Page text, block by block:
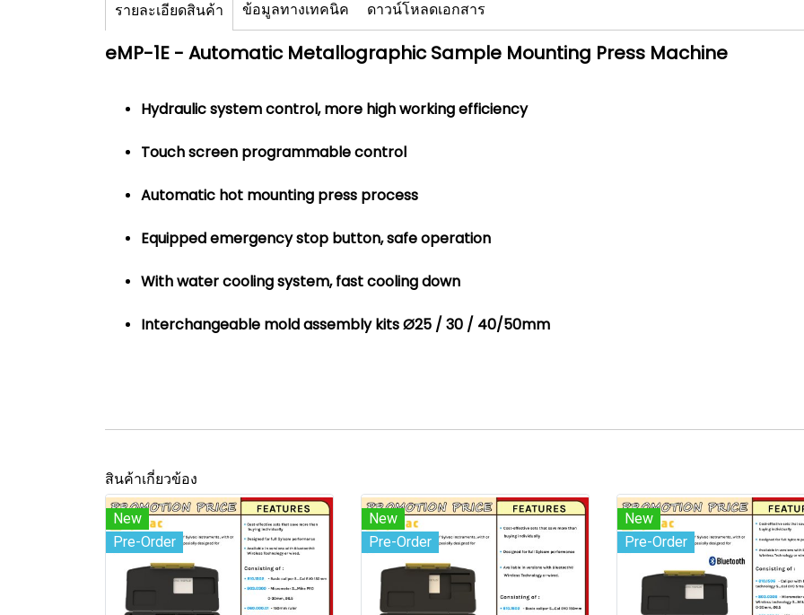
รายละเอียดสินค้า ข้อมูลทางเทคนิค ดาวน์โหลดเอกสาร
eMP-1E - Automatic Metallographic Sample Mounting Press Machine
Hydraulic system control, more high working efficiency
Touch screen programmable control
Automatic hot mounting press process
Equipped emergency stop button, safe operation
With water cooling system, fast cooling down
Interchangeable mold assembly kits Ø25 / 30 / 40/50mm
สินค้าเกี่ยวข้อง
New
Pre-Order
New
Pre-Order
New
Pre-Order